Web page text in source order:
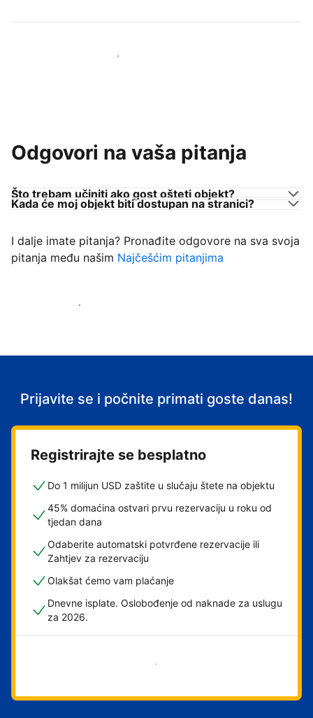
Pridružite se domaćinima poput vas
Odgovori na vaša pitanja
Što trebam učiniti ako gost ošteti objekt?
Kada će moj objekt biti dostupan na stranici?
I dalje imate pitanja? Pronađite odgovore na sva svoja
pitanja među našim Najčešćim pitanjima
Počnite primati goste
Prijavite se i počnite primati goste danas!
Registrirajte se besplatno
Do 1 milijun USD zaštite u slučaju štete na objektu
45% domaćina ostvari prvu rezervaciju u roku od
tjedan dana
Odaberite automatski potvrđene rezervacije ili
Zahtjev za rezervaciju
Olakšat ćemo vam plaćanje
Dnevne isplate. Oslobođenje od naknade za uslugu
za 2026.
Započni odmah